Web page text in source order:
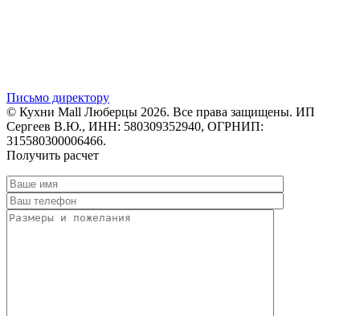
Письмо директору
© Кухни Mall Люберцы 2026. Все права защищены. ИП
Сергеев В.Ю., ИНН: 580309352940, ОГРНИП:
315580300006466.
Получить расчет